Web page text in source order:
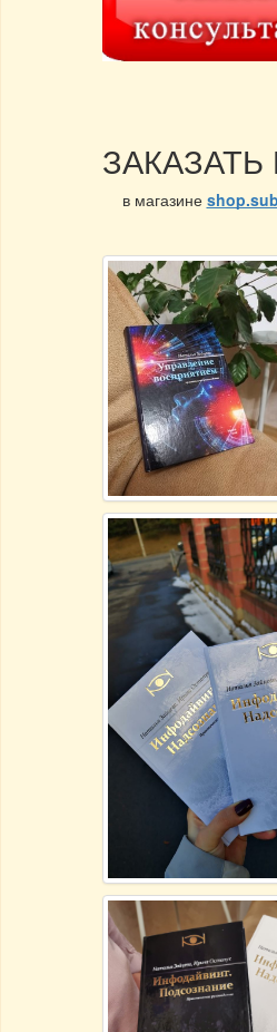
ЗАКАЗАТЬ
в магазине